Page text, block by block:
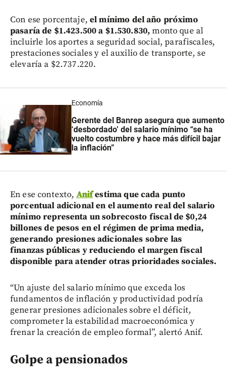
Con ese porcentaje, el mínimo del año próximo
pasaría de $1.423.500 a $1.530.830,monto que al
incluirle los aportes a seguridad social, parafiscales,
prestaciones sociales y el auxilio de transporte, se
elevaría a $2.737.220.
Economía
Gerente del Banrep asegura que aumento
‘desbordado’ del salario mínimo “se ha
vuelto costumbre y hace más difícil bajar
la inflación”
En ese contexto, Anifestima que cada punto
porcentual adicional en el aumento real del salario
mínimo representa un sobrecosto fiscal de $0,24
billones de pesos en el régimen de prima media,
generando presiones adicionales sobre las
finanzas públicas y reduciendo el margen fiscal
disponible para atender otras prioridades sociales.
“Un ajuste del salario mínimo que exceda los
fundamentos de inflación y productividad podría
generar presiones adicionales sobre el déficit,
comprometer la estabilidad macroeconómica y
frenar la creación de empleo formal”, alertó Anif.
Golpe a pensionados